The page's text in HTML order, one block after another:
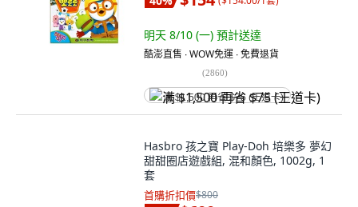
明天 8/10 (一) 預計送達
酷澎直售 ∙ WOW免運 ∙ 免費退貨
(2860)
满 $1,500 再省 $75 (王道卡)
Hasbro 孩之寶 Play-Doh 培樂多 夢幻
甜甜圈店遊戲組, 混和顏色, 1002g, 1
套
首購折扣價$800